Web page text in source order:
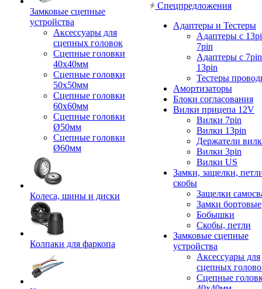
Замковые сцепные
устройства
Аксессуары для
сцепных головок
Сцепные головки
40x40мм
Сцепные головки
50x50мм
Сцепные головки
60x60мм
Сцепные головки
Ø50мм
Сцепные головки
Ø60мм
Колеса, шины и диски
Колпаки для фаркопа
Спецпредложения
Адаптеры и Тестеры
Адаптеры с
7pin
Адаптеры с
13pin
Тестеры
Амортизаторы
Блоки согласования
Вилки прицепа 12V
Вилки 7pin
Вилки 13pin
Держатели
Вилки 3pin
Вилки US
Замки, защелки,
скобы
Защелки
Замки бортовые
Бобышки
Скобы, петли
Замковые сцепные
устройства
Аксессуары для
сцепных
Сцепные